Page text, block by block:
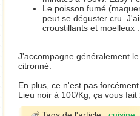
Le poisson fumé
peut se déguster cru.
croustillants et moelleux
J'accompagne généralement
citronné.
En plus, ce n'est pas
Lieu noir à 10€/Kg, ça vous